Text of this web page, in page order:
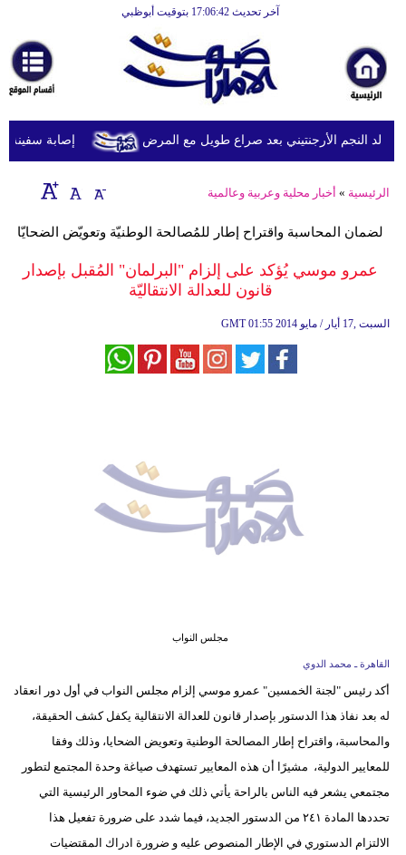
آخر تحديث 17:06:42 بتوقيت أبوظبي
أخبارعاجلة
رياضة
ثقافة
إقتصاد
وموسيقى
أزياء
علوم
وتكنولوجيا
مدوَّنات
إصابة سفينة النجم الأرجنتيني بعد صراع طويل مع المرض
الرئيسية » أخبار محلية وعربية وعالمية
لضمان المحاسبة واقتراح إطار للمُصالحة الوطنيّة وتعويّض الضحايّا
عمرو موسي يُؤكد على إلزام "البرلمان" المُقبل بإصدار
قانون للعدالة الانتقاليّة
GMT 01:55 2014 السبت ,17 أيار / مايو
مجلس النواب
القاهرة ـ محمد الدوي
أكد رئيس "لجنة الخمسين" عمرو موسي إلزام مجلس النواب في أول دور انعقاد
له بعد نفاذ هذا الدستور بإصدار قانون للعدالة الانتقالية يكفل كشف الحقيقة،
والمحاسبة، واقتراح إطار المصالحة الوطنية وتعويض الضحايا، وذلك وفقا
للمعايير الدولية، مشيرًا أن هذه المعايير تستهدف صياغة وحدة المجتمع لتطور
مجتمعي يشعر فيه الناس بالراحة يأتي ذلك في ضوء المحاور الرئيسية التي
تحددها المادة ٢٤١ من الدستور الجديد، فيما شدد على ضرورة تفعيل هذا
الالتزام الدستوري في الإطار المنصوص عليه و ضرورة ادراك المقتضيات